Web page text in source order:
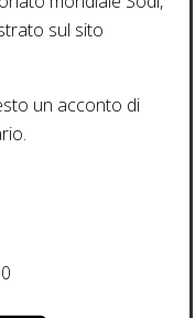
sul sito
un acconto di